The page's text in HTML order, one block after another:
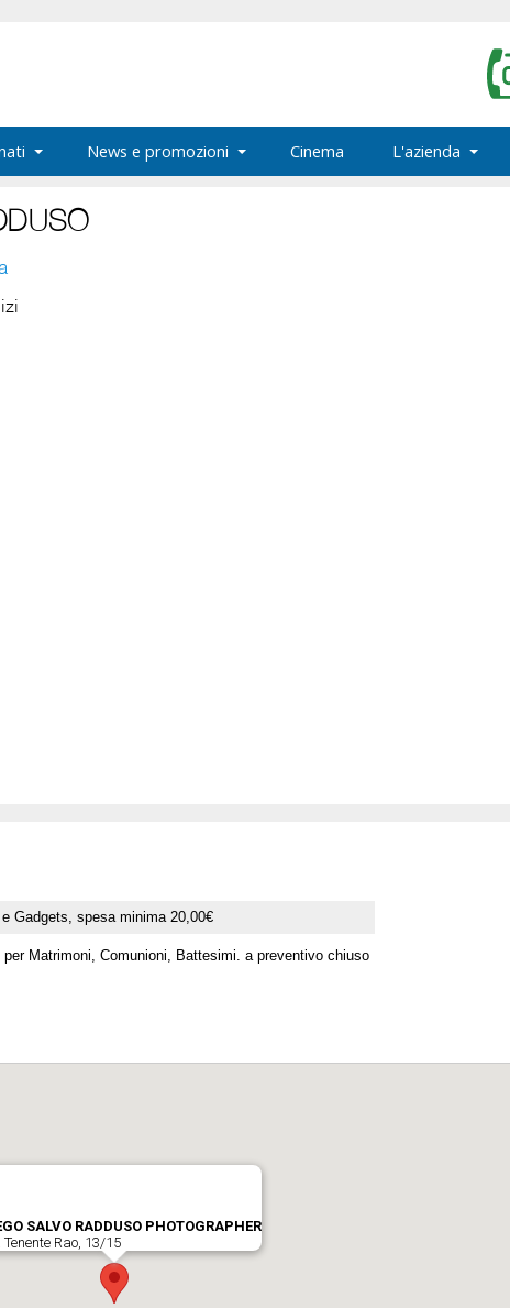
News e promozioni Cinema L'azienda
Gadgets, spesa minima 20,00€
per Matrimoni, Comunioni, Battesimi. a preventivo chiuso